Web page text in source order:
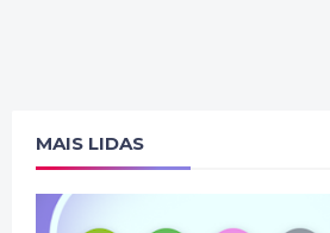
MAIS LIDAS